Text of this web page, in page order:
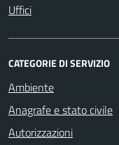
Uffici
CATEGORIE DI SERVIZIO
Ambiente
Anagrafe e stato civile
Autorizzazioni